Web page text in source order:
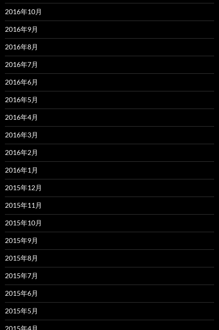
2016年10月
2016年9月
2016年8月
2016年7月
2016年6月
2016年5月
2016年4月
2016年3月
2016年2月
2016年1月
2015年12月
2015年11月
2015年10月
2015年9月
2015年8月
2015年7月
2015年6月
2015年5月
2015年4月